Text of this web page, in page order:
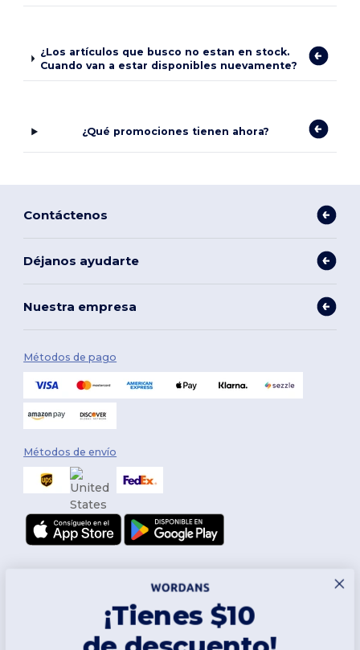
¿Los artículos que busco no estan en stock.
Cuando van a estar disponibles nuevamente?
¿Qué promociones tienen ahora?
Contáctenos
Déjanos ayudarte
Nuestra empresa
Métodos de pago
Métodos de envío
¡Tienes $10